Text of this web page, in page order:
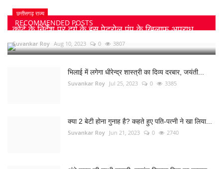
RECOMMENDED POSTS
छत्तीसगढ़ राज्य
कोर्ट के निर्देश पर दुर्ग के इस पेट्रोल पंप के खिलाफ अपराध...
Suvankar Roy Aug 10, 2023 0 3807
भिलाई में लगेगा धीरेन्द्र शास्त्री का दिव्य दरबार, जयंती...
Suvankar Roy Jul 25, 2023 0 3385
क्या 2 बेटी होना गुनाह है? कहते हुए पति-पत्नी ने खा लिया...
Suvankar Roy Jun 21, 2023 0 2740